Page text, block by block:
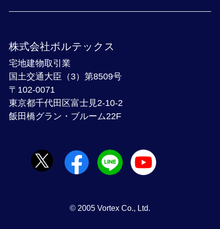
株式会社ボルテックス
宅地建物取引業
国土交通大臣（3）第8509号
〒102-0071
東京都千代田区富士見2-10-2
飯田橋グラン・ブルーム22F
© 2005 Vortex Co., Ltd.